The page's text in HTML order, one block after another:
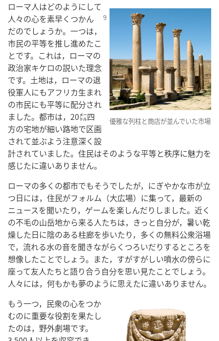
優雅な列柱と商店が並んでいた市場
ローマ人はどのようにして
人々の心を素早くつかん
だのでしょうか。一つは，
市民の平等を推し進めたこ
とです。これは，ローマの
政治家キケロの説いた理念
です。土地は，ローマの退
役軍人にもアフリカ生まれ
の市民にも平等に配分され
ました。都市は，20㍍四
方の宅地が細い路地で区画
されて並ぶよう注意深く設
計されていました。住民はそのような平等と秩序に魅力を
感じたに違いありません。
ローマの多くの都市でもそうでしたが，にぎやかな市が立
つ日には，住民がフォルム（大広場）に集って，最新の
ニュースを聞いたり，ゲームを楽しんだりしました。近く
の不毛の山岳地から来る人たちは，きっと自分が，暑い乾
燥した日に陰のある柱廊を歩いたり，多くの無料公衆浴場
で，流れる水の音を聞きながらくつろいだりするところを
想像したことでしょう。また，すがすがしい噴水の傍らに
座って友人たちと語り合う自分を思い見たことでしょう。
人々には，何もかも夢のように思えたに違いありません。
もう一つ，民衆の心をつか
むのに重要な役割を果たし
たのは，野外劇場です。